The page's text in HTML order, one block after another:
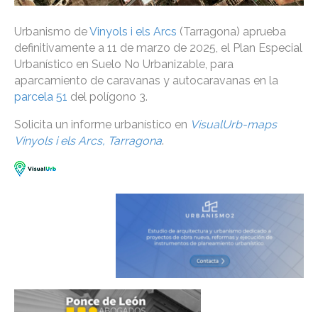
Urbanismo deVinyols i els Arcs (Tarragona) aprueba
definitivamente a 11 de marzo de 2025, el Plan Especial
Urbanístico en Suelo No Urbanizable, para
aparcamiento de caravanas y autocaravanas en la
parcela 51 del polígono 3.
Solicita un informe urbanístico en VisualUrb-maps
Vinyols i els Arcs, Tarragona.